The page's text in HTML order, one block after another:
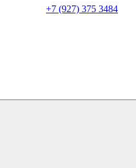
+7 (927) 375 3484